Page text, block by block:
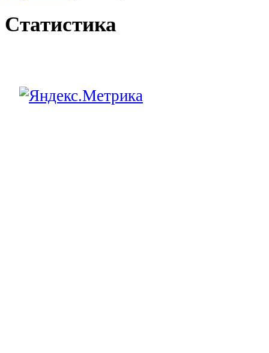
Статистика